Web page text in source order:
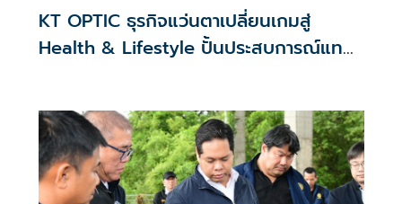
KT OPTIC ธุรกิจแว่นตาเปลี่ยนเกมสู่
Health & Lifestyle ปั้นประสบการณ์แทน